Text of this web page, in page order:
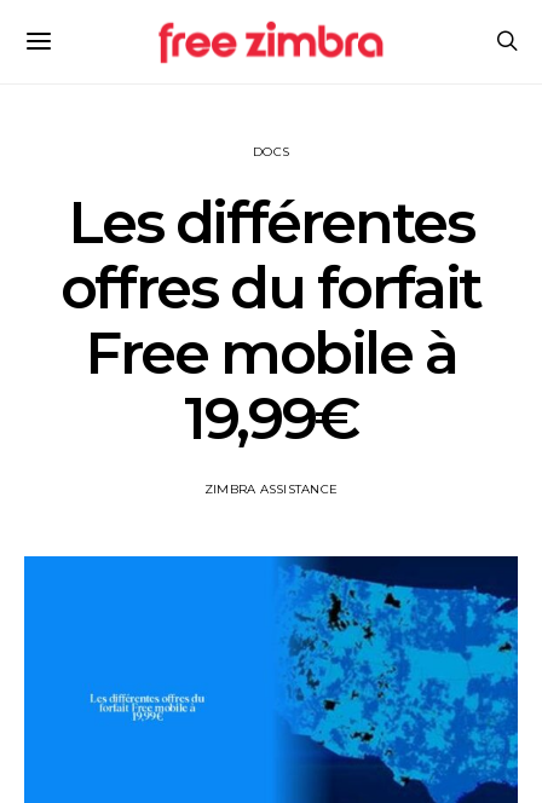
DOCS
Les différentes
offres du forfait
Free mobile à
19,99€
ZIMBRA ASSISTANCE